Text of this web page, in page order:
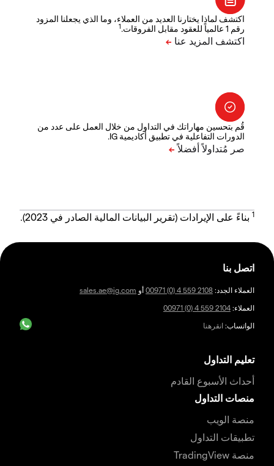
اكتشف لماذا يختارنا العديد من العملاء، وما الذي يجعلنا المزود
رقم 1 عالمياً للعقود مقابل الفروقات.
1
قُم بتحسين مهاراتك في التداول من خلال العمل على عدد من
الدورات التفاعلية في تطبيق أكاديمية IG.
1 بناءً على الإيرادات (تقرير البيانات المالية الصادر في 2023).
اتصل بنا
العملاء الجدد: 00971 (0) 4 559 2108 أو sales.ae@ig.com
العملاء: 00971 (0) 4 559 2104
الواتساب: انقرهنا
تعليم التداول
أحداث الأسبوع القادم
منصات التداول
منصة الويب
تطبيقات التداول
منصة TradingView